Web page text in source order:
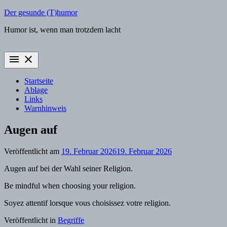
Zum
springen
Der gesunde (T)humor
Humor ist, wenn man trotzdem lacht
menu close
Startseite
Ablage
Links
Warnhinweis
Augen auf
Veröffentlicht am 19. Februar 202619. Februar 2026
Augen auf bei der Wahl seiner Religion.
Be mindful when choosing your religion.
Soyez attentif lorsque vous choisissez votre religion.
Veröffentlicht in Begriffe